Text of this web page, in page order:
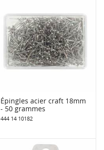
Épingles acier craft 18mm
- 50 grammes
444 14 10182